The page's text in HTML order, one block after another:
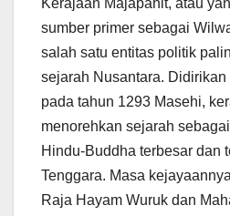
Kerajaan Majapahit, atau
sumber primer sebagai
salah satu entitas politik
sejarah Nusantara.
pada tahun 1293 Masehi,
menorehkan sejarah
Hindu-Buddha terbesar dan
Tenggara. Masa
Raja Hayam Wuruk dan